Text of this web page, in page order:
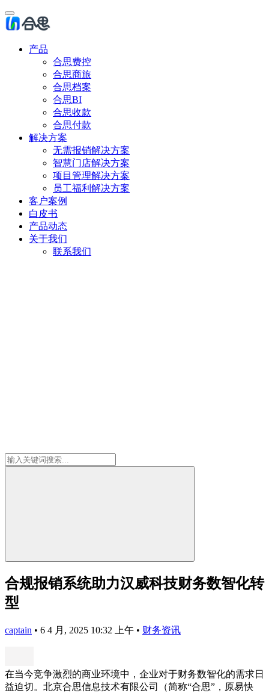
产品
合思费控
合思商旅
合思档案
合思BI
合思收款
合思付款
解决方案
无需报销解决方案
智慧门店解决方案
项目管理解决方案
员工福利解决方案
客户案例
白皮书
产品动态
关于我们
联系我们
合规报销系统助力汉威科技财务数智化转
型
captain • 6 4 月, 2025 10:32 上午 • 财务资讯
在当今竞争激烈的商业环境中，企业对于财务数智化的需求日
益迫切。北京合思信息技术有限公司（简称“合思”，原易快